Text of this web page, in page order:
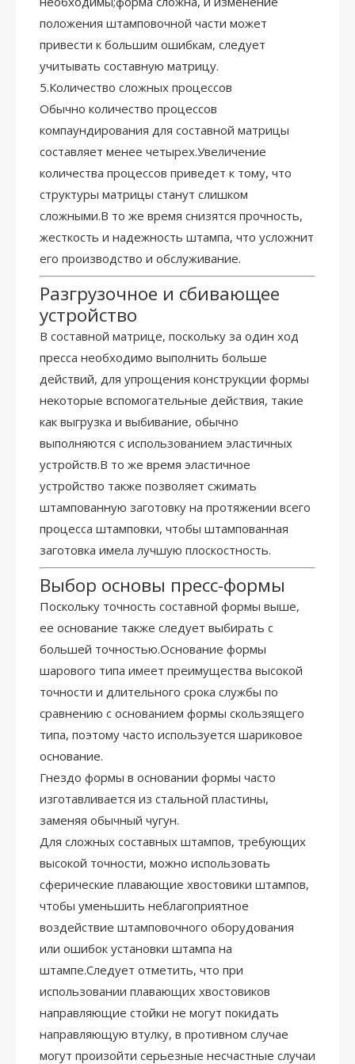
положения штамповочной части может
привести к большим ошибкам, следует
учитывать составную матрицу.
5.Количество сложных процессов
Обычно количество процессов
компаундирования для составной матрицы
составляет менее четырех.Увеличение
количества процессов приведет к тому, что
структуры матрицы станут слишком
сложными.В то же время снизятся прочность,
жесткость и надежность штампа, что усложнит
его производство и обслуживание.
Разгрузочное и сбивающее
устройство
В составной матрице, поскольку за один ход
пресса необходимо выполнить больше
действий, для упрощения конструкции формы
некоторые вспомогательные действия, такие
как выгрузка и выбивание, обычно
выполняются с использованием эластичных
устройств.В то же время эластичное
устройство также позволяет сжимать
штампованную заготовку на протяжении всего
процесса штамповки, чтобы штампованная
заготовка имела лучшую плоскостность.
Выбор основы пресс-формы
Поскольку точность составной формы выше,
ее основание также следует выбирать с
большей точностью.Основание формы
шарового типа имеет преимущества высокой
точности и длительного срока службы по
сравнению с основанием формы скользящего
типа, поэтому часто используется шариковое
основание.
Гнездо формы в основании формы часто
изготавливается из стальной пластины,
заменяя обычный чугун.
Для сложных составных штампов, требующих
высокой точности, можно использовать
сферические плавающие хвостовики штампов,
чтобы уменьшить неблагоприятное
воздействие штамповочного оборудования
или ошибок установки штампа на
штампе.Следует отметить, что при
использовании плавающих хвостовиков
направляющие стойки не могут покидать
направляющую втулку, в противном случае
могут произойти серьезные несчастные случаи